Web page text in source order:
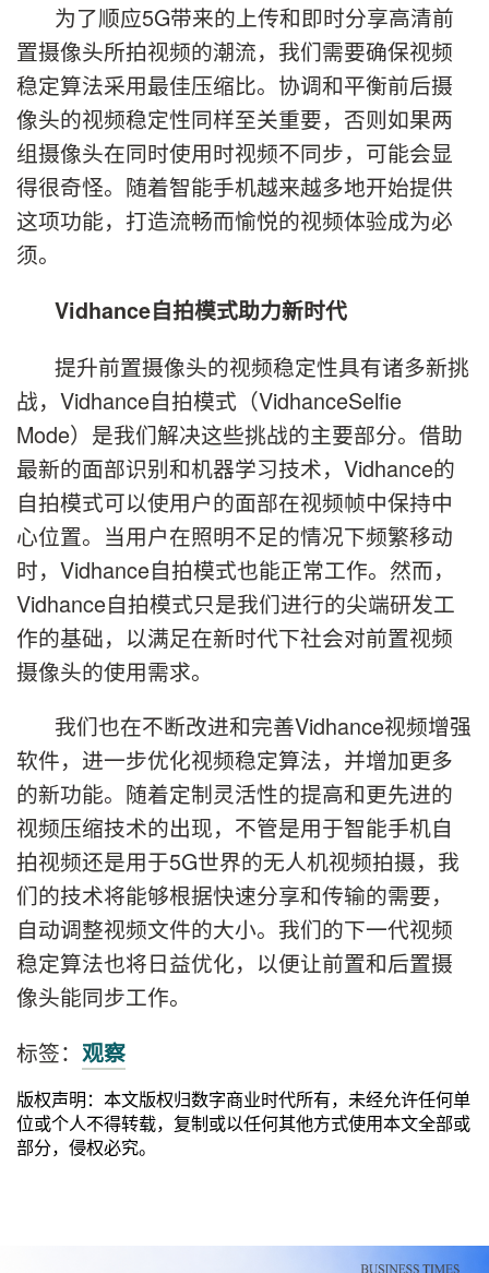
为了顺应5G带来的上传和即时分享高清前
置摄像头所拍视频的潮流，我们需要确保视频
稳定算法采用最佳压缩比。协调和平衡前后摄
像头的视频稳定性同样至关重要，否则如果两
组摄像头在同时使用时视频不同步，可能会显
得很奇怪。随着智能手机越来越多地开始提供
这项功能，打造流畅而愉悦的视频体验成为必
须。
Vidhance自拍模式助力新时代
提升前置摄像头的视频稳定性具有诸多新挑
战，Vidhance自拍模式（VidhanceSelfie
Mode）是我们解决这些挑战的主要部分。借助
最新的面部识别和机器学习技术，Vidhance的
自拍模式可以使用户的面部在视频帧中保持中
心位置。当用户在照明不足的情况下频繁移动
时，Vidhance自拍模式也能正常工作。然而，
Vidhance自拍模式只是我们进行的尖端研发工
作的基础，以满足在新时代下社会对前置视频
摄像头的使用需求。
我们也在不断改进和完善Vidhance视频增强
软件，进一步优化视频稳定算法，并增加更多
的新功能。随着定制灵活性的提高和更先进的
视频压缩技术的出现，不管是用于智能手机自
拍视频还是用于5G世界的无人机视频拍摄，我
们的技术将能够根据快速分享和传输的需要，
自动调整视频文件的大小。我们的下一代视频
稳定算法也将日益优化，以便让前置和后置摄
像头能同步工作。
标签： 观察
版权声明：本文版权归数字商业时代所有，未经允许任何单
位或个人不得转载，复制或以任何其他方式使用本文全部或
部分，侵权必究。